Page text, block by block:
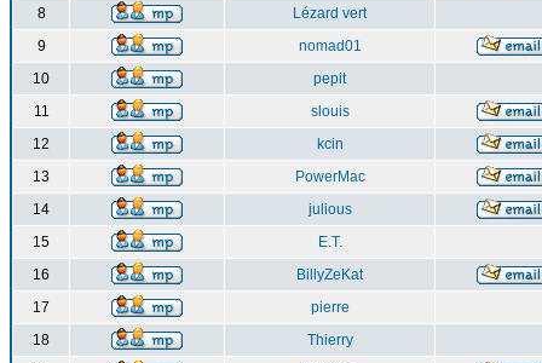
8
Lézard vert
9
nomad01
10
pepit
11
slouis
12
kcin
13
PowerMac
14
julious
15
E.T.
16
BillyZeKat
17
pierre
18
Thierry